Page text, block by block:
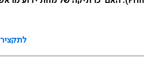
לתקציר